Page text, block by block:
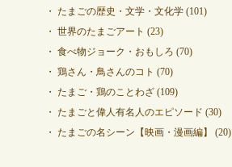
たまごの歴史・文学・文化学(101)
世界のたまごアート (23)
食べ物ジョーク・おもしろ (70)
鶏さん・鳥さんのコト (70)
たまご・鶏のことわざ(109)
たまごと偉人有名人のエピソード (30)
たまごの名シーン【映画・漫画編】
(20)